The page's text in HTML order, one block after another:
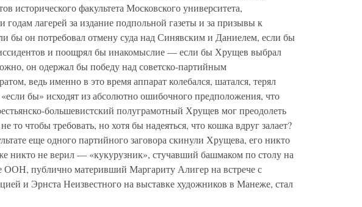
исторического факультета Московского университета,
годам лагерей за издание подпольной газеты и за призывы к
бы он потребовал отмену суда над Синявским и Даниелем, если бы
и поощрял бы инакомыслие — если бы Хрущев выбрал
он одержал бы победу над советско-партийным
ведь именно в это время аппарат колебался, шатался, терял
бы» исходят из абсолютно ошибочного предположения, что
большевистский полуграмотный Хрущев мог преодолеть
то чтобы требовать, но хотя бы надеяться, что кошка вдруг залает?
еще одного партийного заговора скинули Хрущева, его никто
никто не верил — «кукурузник», стучавший башмаком по столу на
ООН, публично материвший Маргариту Алигер на встрече с
и Эрнста Неизвестного на выставке художников в Манеже, стал